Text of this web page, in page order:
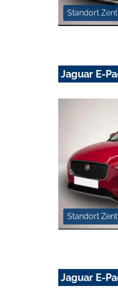
Standort
Jaguar E-
Standort
Jaguar E-